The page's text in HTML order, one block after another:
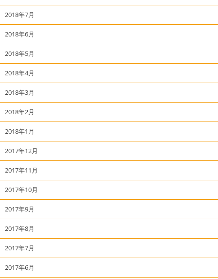
2018年7月
2018年6月
2018年5月
2018年4月
2018年3月
2018年2月
2018年1月
2017年12月
2017年11月
2017年10月
2017年9月
2017年8月
2017年7月
2017年6月